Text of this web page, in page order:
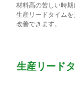
材料高の苦しい時
生産リードタイム
改善できます。
生産リード